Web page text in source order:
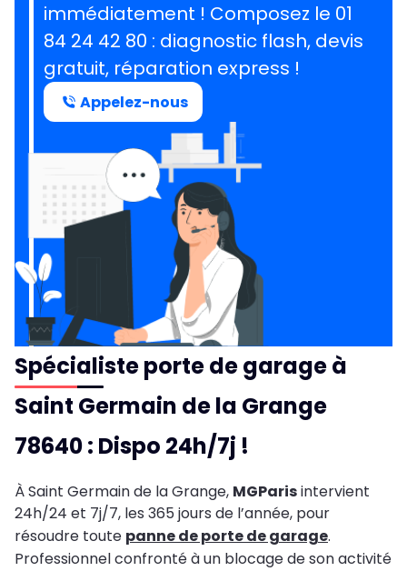
immédiatement ! Composez le 01
84 24 42 80 : diagnostic flash, devis
gratuit, réparation express !
Appelez-nous
Spécialiste porte de garage à
Saint Germain de la Grange
78640 : Dispo 24h/7j !
À Saint Germain de la Grange, MGParisintervient
24h/24 et 7j/7, les 365 jours de l’année, pour
résoudre toute panne de porte de garage.
Professionnel confronté à un blocage de son activité